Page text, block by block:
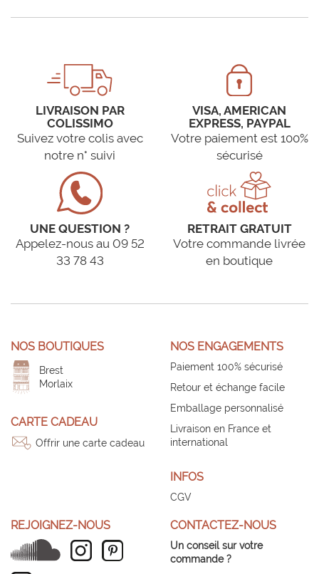
LIVRAISON PAR
COLISSIMO
Suivez votre colis avec
notre n° suivi
VISA, AMERICAN
EXPRESS, PAYPAL
Votre paiement est 100%
sécurisé
UNE QUESTION ?
Appelez-nous au 09 52
33 78 43
RETRAIT GRATUIT
Votre commande livrée
en boutique
NOS BOUTIQUES
Brest
Morlaix
CARTE CADEAU
Offrir une carte cadeau
NOS ENGAGEMENTS
Paiement 100% sécurisé
Retour et échange facile
Emballage personnalisé
Livraison en France et
international
INFOS
CGV
REJOIGNEZ-NOUS CONTACTEZ-NOUS
Un conseil sur votre
commande ?